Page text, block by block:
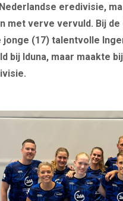
eredivisie,
met verve vervuld. Bij
jonge (17) talentvolle
bij Iduna, maar maakte